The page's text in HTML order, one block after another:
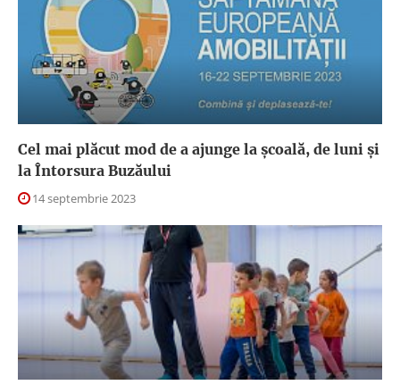
Cel mai plăcut mod de a ajunge la școală, de luni și
la Întorsura Buzăului
14 septembrie 2023